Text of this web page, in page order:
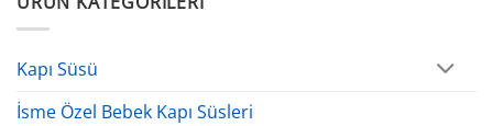
Kapı Süsü
İsme Özel Bebek Kapı Süsleri